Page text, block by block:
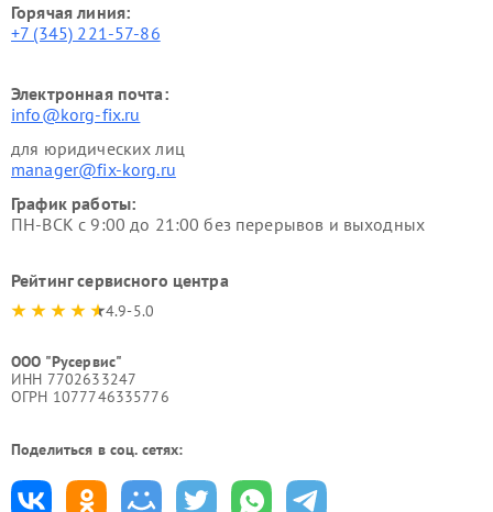
Горячая линия:
+7 (345) 221-57-86
Электронная почта:
info@korg-fix.ru
для юридических лиц
manager@fix-korg.ru
График работы:
ПН-ВСК с 9:00 до 21:00 без перерывов и выходных
Рейтинг сервисного центра
4.9-5.0
ООО "Русервис"
ИНН 7702633247
ОГРН 1077746335776
Поделиться в соц. сетях: